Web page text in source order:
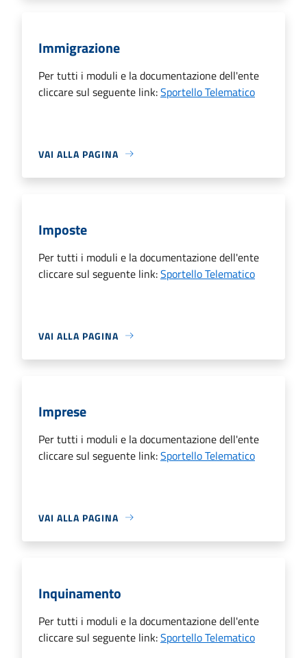
Immigrazione
Per tutti i moduli e la documentazione dell'ente
cliccare sul seguente link:Sportello Telematico
VAI ALLA PAGINA
Imposte
Per tutti i moduli e la documentazione dell'ente
cliccare sul seguente link:Sportello Telematico
VAI ALLA PAGINA
Imprese
Per tutti i moduli e la documentazione dell'ente
cliccare sul seguente link:Sportello Telematico
VAI ALLA PAGINA
Inquinamento
Per tutti i moduli e la documentazione dell'ente
cliccare sul seguente link:Sportello Telematico